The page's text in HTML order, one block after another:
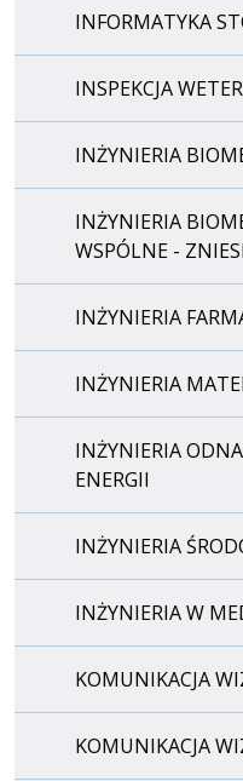
INFORMATYKA
INSPEKCJA
INŻYNIERIA
INŻYNIERIA
WSPÓLNE -
INŻYNIERIA
INŻYNIERIA
INŻYNIERIA
ENERGII
INŻYNIERIA
INŻYNIERIA W
KOMUNIKACJA
KOMUNIKACJA